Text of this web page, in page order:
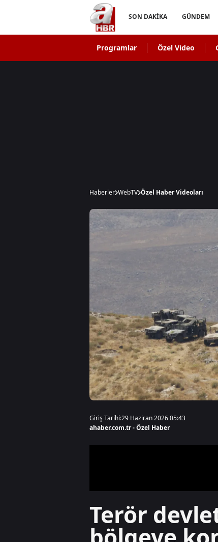
SON DAKİKA GÜNDEM
Programlar Özel Video
Haberler WebTV Özel Haber Videoları
Giriş Tarihi:29 Haziran 2026 05:43
ahaber.com.tr - Özel Haber
Terör